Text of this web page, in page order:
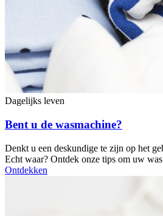
Dagelijks leven
Bent u de wasmachine?
Denkt u een deskundige te zijn op het
Echt waar? Ontdek onze tips om uw
Ontdekken